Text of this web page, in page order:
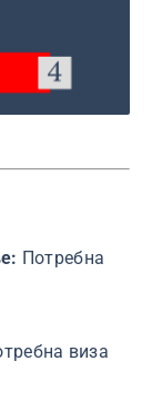
Потребна
виза